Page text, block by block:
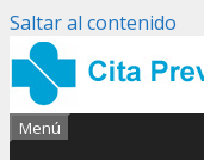
Saltar al contenido
Menú